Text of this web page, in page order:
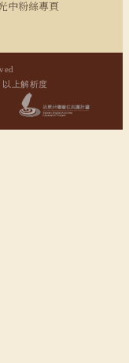
中粉絲專頁
上解析度